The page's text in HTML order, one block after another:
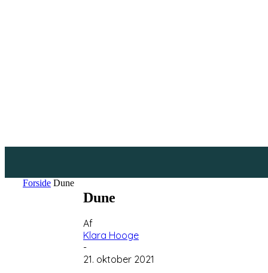
Forside Dune
Dune
Af
Klara Hooge
-
21. oktober 2021